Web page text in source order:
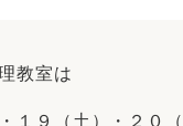
教室は
１９（土）・２０